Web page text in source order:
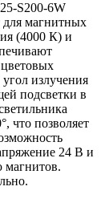
S200-6W
магнитных
(4000 К) и
излучения
подсветки в
что позволяет
24 В и
магнитов.